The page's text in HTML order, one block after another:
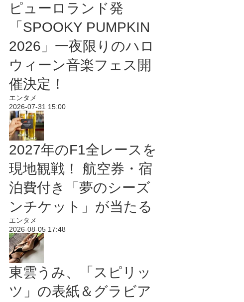
ピューロランド発
「SPOOKY PUMPKIN
2026」一夜限りのハロ
ウィーン音楽フェス開
催決定！
エンタメ
2026-07-31 15:00
2027年のF1全レースを
現地観戦！ 航空券・宿
泊費付き「夢のシーズ
ンチケット」が当たる
エンタメ
2026-08-05 17:48
東雲うみ、「スピリッ
ツ」の表紙＆グラビア